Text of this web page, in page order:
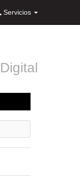
Servicios
Digital